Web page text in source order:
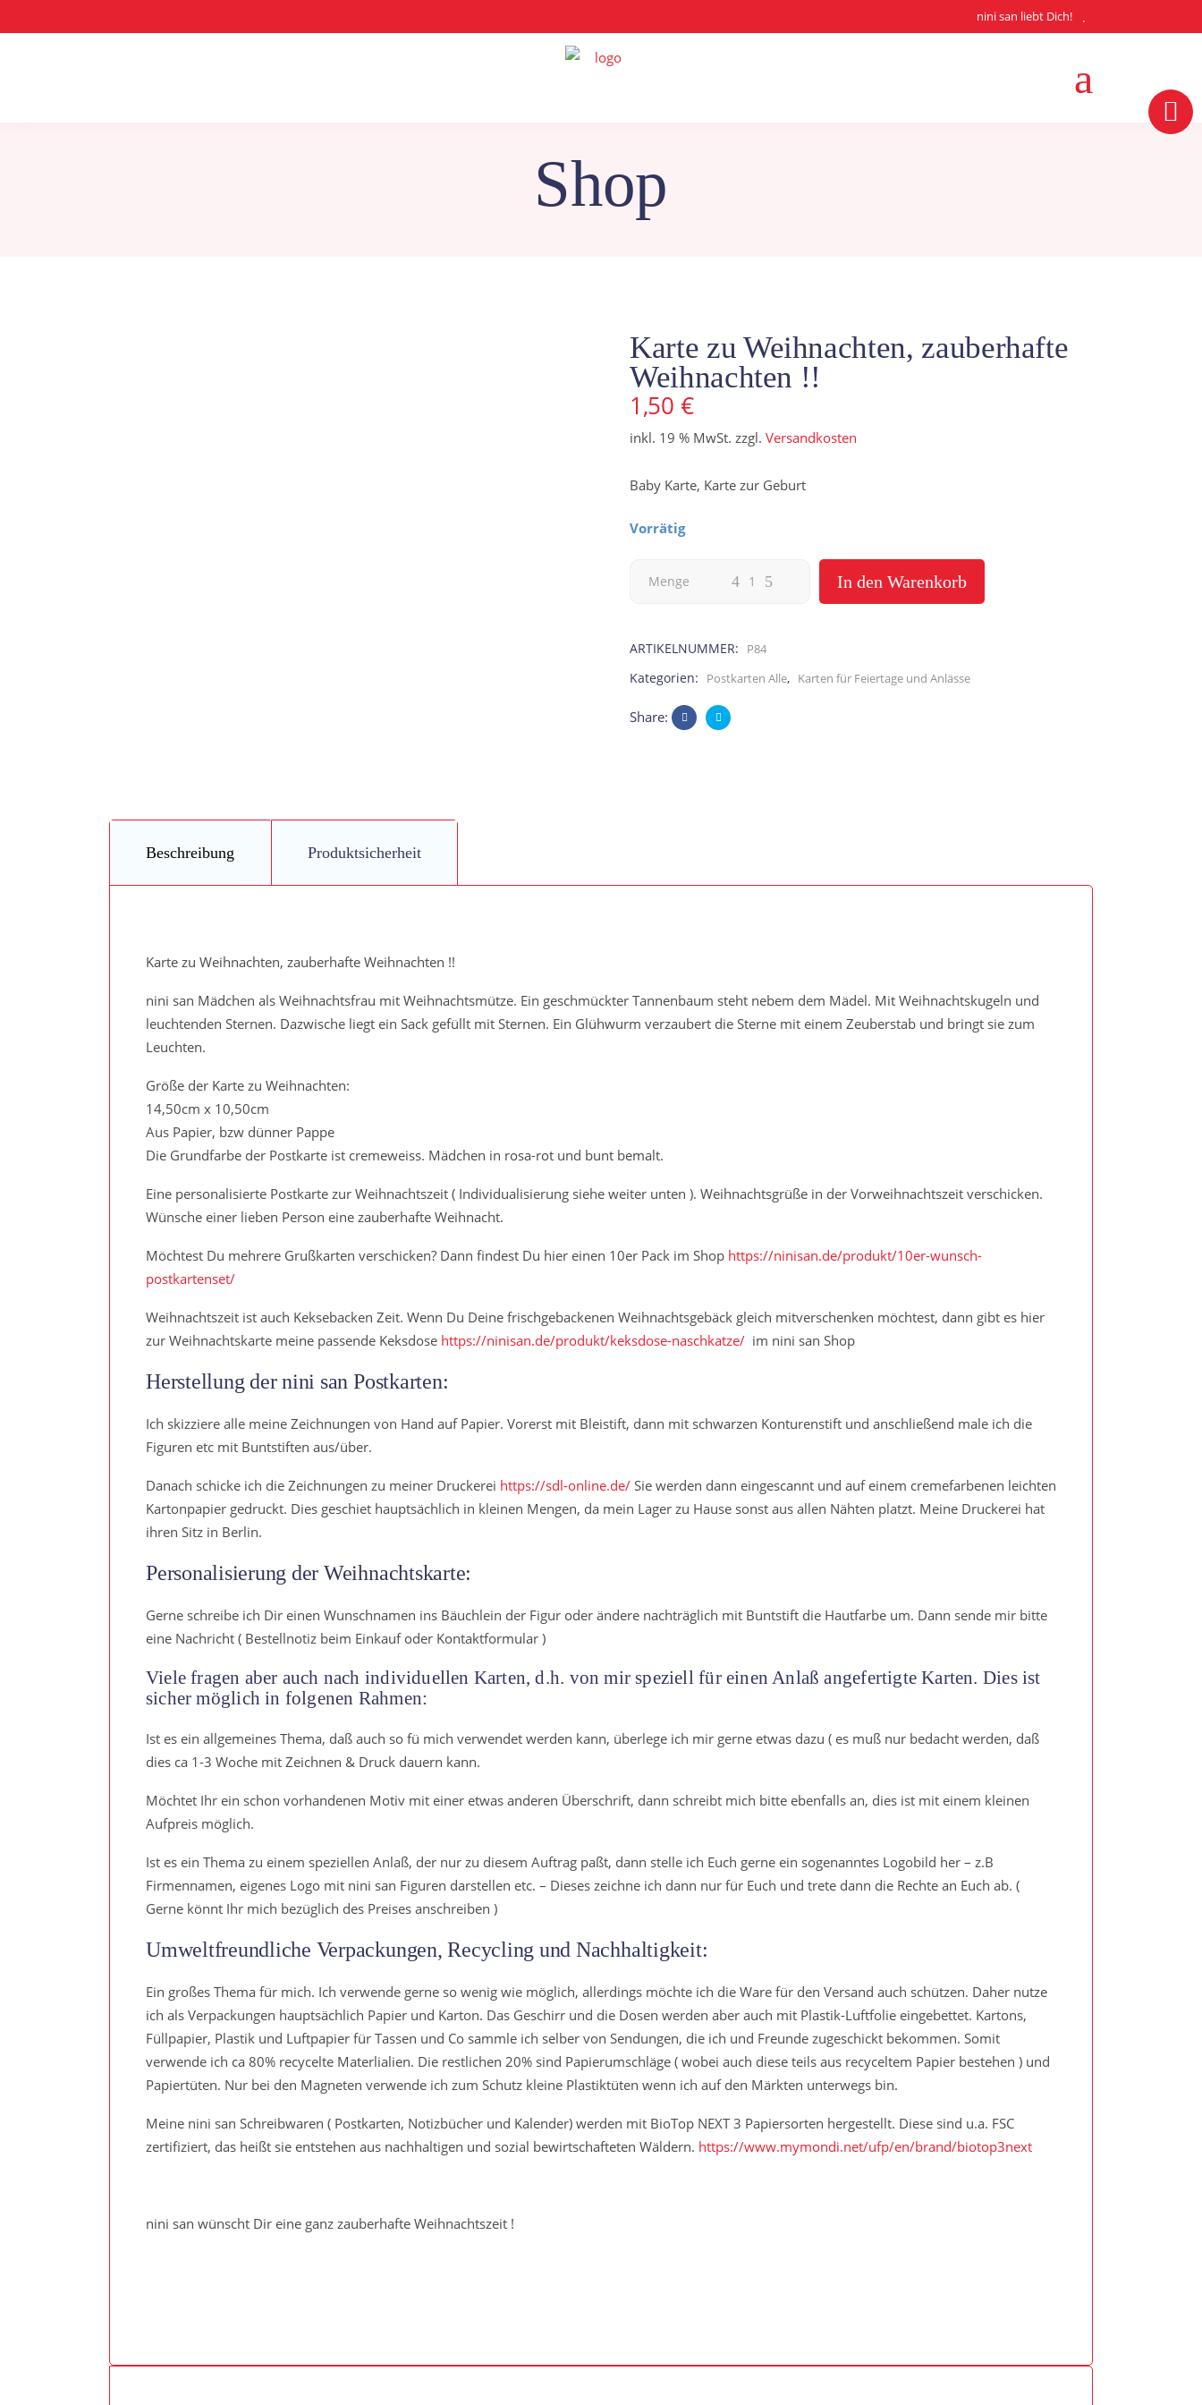
nini san liebt Dich!
Shop
Karte zu Weihnachten, zauberhafte
Weihnachten !!
1,50 €
inkl. 19 % MwSt. zzgl. Versandkosten
Baby Karte, Karte zur Geburt
Vorrätig
Karte
Weihnachten,
Menge In den Warenkorb
ARTIKELNUMMER: P84
Kategorien: Postkarten Alle, Karten für Feiertage und Anlässe
Share:
Beschreibung Produktsicherheit
Karte zu Weihnachten, zauberhafte Weihnachten !!
nini san Mädchen als Weihnachtsfrau mit Weihnachtsmütze. Ein geschmückter Tannenbaum steht nebem dem Mädel. Mit Weihnachtskugeln und
leuchtenden Sternen. Dazwische liegt ein Sack gefüllt mit Sternen. Ein Glühwurm verzaubert die Sterne mit einem Zeuberstab und bringt sie zum
Leuchten.
Größe der Karte zu Weihnachten:
14,50cm x 10,50cm
Aus Papier, bzw dünner Pappe
Die Grundfarbe der Postkarte ist cremeweiss. Mädchen in rosa-rot und bunt bemalt.
Eine personalisierte Postkarte zur Weihnachtszeit ( Individualisierung siehe weiter unten ). Weihnachtsgrüße in der Vorweihnachtszeit verschicken.
Wünsche einer lieben Person eine zauberhafte Weihnacht.
Möchtest Du mehrere Grußkarten verschicken? Dann findest Du hier einen 10er Pack im Shop https://ninisan.de/produkt/10er-wunsch-
postkartenset/
Weihnachtszeit ist auch Keksebacken Zeit. Wenn Du Deine frischgebackenen Weihnachtsgebäck gleich mitverschenken möchtest, dann gibt es hier
zur Weihnachtskarte meine passende Keksdose https://ninisan.de/produkt/keksdose-naschkatze/ im nini san Shop
Herstellung der nini san Postkarten:
Ich skizziere alle meine Zeichnungen von Hand auf Papier. Vorerst mit Bleistift, dann mit schwarzen Konturenstift und anschließend male ich die
Figuren etc mit Buntstiften aus/über.
Danach schicke ich die Zeichnungen zu meiner Druckerei https://sdl-online.de/ Sie werden dann eingescannt und auf einem cremefarbenen leichten
Kartonpapier gedruckt. Dies geschiet hauptsächlich in kleinen Mengen, da mein Lager zu Hause sonst aus allen Nähten platzt. Meine Druckerei hat
ihren Sitz in Berlin.
Personalisierung der Weihnachtskarte:
Gerne schreibe ich Dir einen Wunschnamen ins Bäuchlein der Figur oder ändere nachträglich mit Buntstift die Hautfarbe um. Dann sende mir bitte
eine Nachricht ( Bestellnotiz beim Einkauf oder Kontaktformular )
Viele fragen aber auch nach individuellen Karten, d.h. von mir speziell für einen Anlaß angefertigte Karten. Dies ist
sicher möglich in folgenen Rahmen:
Ist es ein allgemeines Thema, daß auch so fü mich verwendet werden kann, überlege ich mir gerne etwas dazu ( es muß nur bedacht werden, daß
dies ca 1-3 Woche mit Zeichnen & Druck dauern kann.
Möchtet Ihr ein schon vorhandenen Motiv mit einer etwas anderen Überschrift, dann schreibt mich bitte ebenfalls an, dies ist mit einem kleinen
Aufpreis möglich.
Ist es ein Thema zu einem speziellen Anlaß, der nur zu diesem Auftrag paßt, dann stelle ich Euch gerne ein sogenanntes Logobild her – z.B
Firmennamen, eigenes Logo mit nini san Figuren darstellen etc. – Dieses zeichne ich dann nur für Euch und trete dann die Rechte an Euch ab. (
Gerne könnt Ihr mich bezüglich des Preises anschreiben )
Umweltfreundliche Verpackungen, Recycling und Nachhaltigkeit:
Ein großes Thema für mich. Ich verwende gerne so wenig wie möglich, allerdings möchte ich die Ware für den Versand auch schützen. Daher nutze
ich als Verpackungen hauptsächlich Papier und Karton. Das Geschirr und die Dosen werden aber auch mit Plastik-Luftfolie eingebettet. Kartons,
Füllpapier, Plastik und Luftpapier für Tassen und Co sammle ich selber von Sendungen, die ich und Freunde zugeschickt bekommen. Somit
verwende ich ca 80% recycelte Materlialien. Die restlichen 20% sind Papierumschläge ( wobei auch diese teils aus recyceltem Papier bestehen ) und
Papiertüten. Nur bei den Magneten verwende ich zum Schutz kleine Plastiktüten wenn ich auf den Märkten unterwegs bin.
Meine nini san Schreibwaren ( Postkarten, Notizbücher und Kalender) werden mit BioTop NEXT 3 Papiersorten hergestellt. Diese sind u.a. FSC
zertifiziert, das heißt sie entstehen aus nachhaltigen und sozial bewirtschafteten Wäldern. https://www.mymondi.net/ufp/en/brand/biotop3next
nini san wünscht Dir eine ganz zauberhafte Weihnachtszeit !